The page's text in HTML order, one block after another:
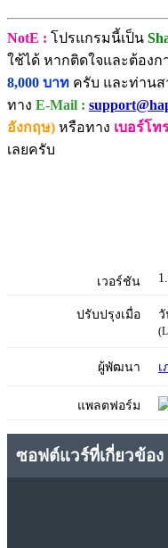
NotE : โปรแกรมนี้เป็น
ใช้ได้ หากติดใจและต้องก
8,000 บาท ครับ และท่าน
ทาง E-Mail :
อังกฤษ) หรือทาง เบอร์โท
เลยครับ
เวอร์ชัน
ปรับปรุงเมื่อ วั
ผู้พัฒนา
แพลตฟอร์ม
ซอฟต์แวร์ที่เกี่ยวข้อง